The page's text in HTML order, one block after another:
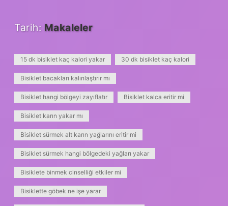
Tarih: Makaleler
15 dk bisiklet kaç kalori yakar 30 dk bisiklet kaç kalori
Bisiklet bacakları kalınlaştırır mı
Bisiklet hangi bölgeyi zayıflatır Bisiklet kalca eritir mi
Bisiklet karın yakar mı
Bisiklet sürmek alt karın yağlarını eritir mi
Bisiklet sürmek hangi bölgedeki yağları yakar
Bisiklete binmek cinselliği etkiler mi
Bisiklette göbek ne işe yarar